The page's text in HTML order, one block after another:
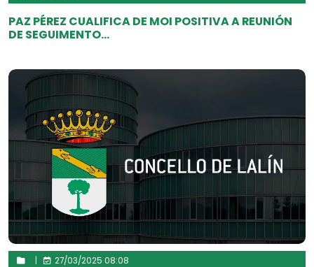
PAZ PÉREZ CUALIFICA DE MOI POSITIVA A REUNIÓN
DE SEGUIMENTO...
| 27/03/2025 08:08